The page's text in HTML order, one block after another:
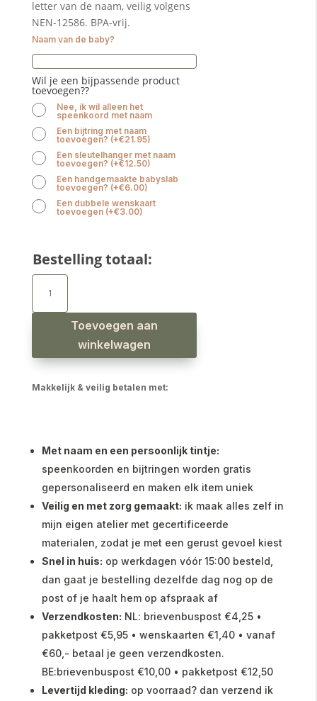
letter van de naam, veilig volgens
NEN-12586. BPA-vrij.
Naam van de baby?
Wil je een bijpassende product
toevoegen??
Nee, ik wil alleen het
speenkoord met naam
Een bijtring met naam
toevoegen? (+€21.95)
Een sleutelhanger met naam
toevoegen? (+€12.50)
Een handgemaakte babyslab
toevoegen? (+€6.00)
Een dubbele wenskaart
toevoegen (+€3.00)
Bestelling totaal:
Speenkoord
naam
uil
Toevoegen aan
winkelwagen
Makkelijk & veilig betalen met:
Met naam en een persoonlijk tintje:
speenkoorden en bijtringen worden gratis
gepersonaliseerd en maken elk item uniek
Veilig en met zorg gemaakt: ik maak alles zelf in
mijn eigen atelier met gecertificeerde
materialen, zodat je met een gerust gevoel kiest
Snel in huis: op werkdagen vóór 15:00 besteld,
dan gaat je bestelling dezelfde dag nog op de
post of je haalt hem op afspraak af
Verzendkosten: NL: brievenbuspost €4,25 •
pakketpost €5,95 • wenskaarten €1,40 • vanaf
€60,- betaal je geen verzendkosten.
BE:brievenbuspost €10,00 • pakketpost €12,50
Levertijd kleding: op voorraad? dan verzend ik